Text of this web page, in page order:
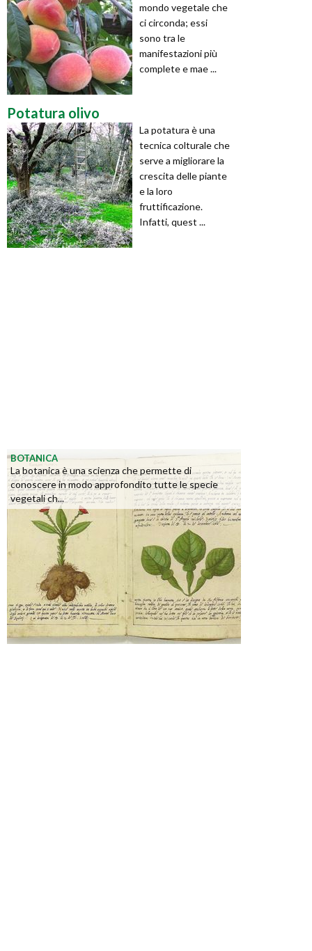
mondo vegetale che
ci circonda; essi
sono tra le
manifestazioni più
complete e mae ...
Potatura olivo
La potatura è una
tecnica colturale che
serve a migliorare la
crescita delle piante
e la loro
fruttificazione.
Infatti, quest ...
BOTANICA
La botanica è una scienza che permette di
conoscere in modo approfondito tutte le specie
vegetali ch...